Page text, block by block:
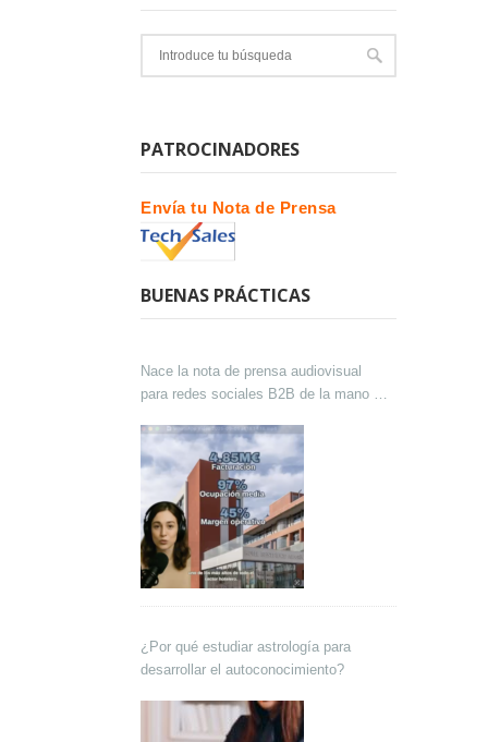
PATROCINADORES
Envía tu Nota de Prensa
BUENAS PRÁCTICAS
Nace la nota de prensa audiovisual
para redes sociales B2B de la mano de
¿Por qué estudiar astrología para
desarrollar el autoconocimiento?